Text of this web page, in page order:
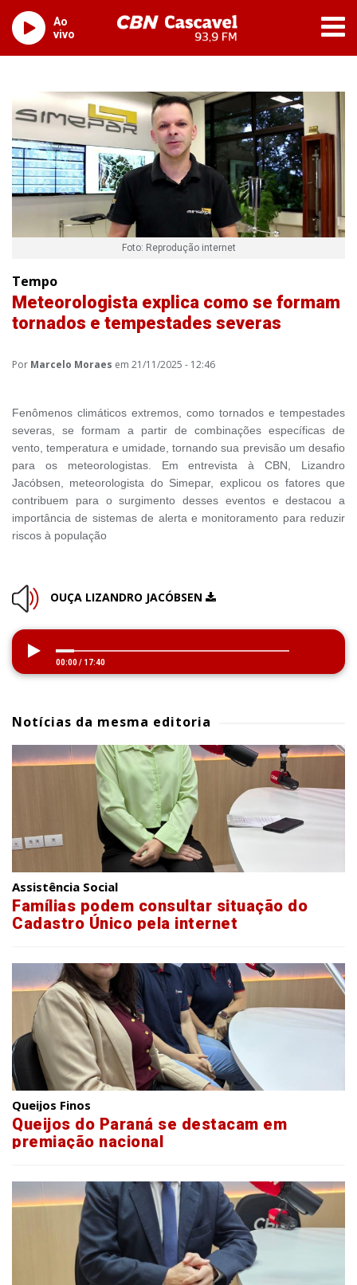
Ao
vivo
Foto: Reprodução internet
Tempo
Meteorologista explica como se formam
tornados e tempestades severas
Por Marcelo Moraes em 21/11/2025 - 12:46
Fenômenos climáticos extremos, como tornados e tempestades
severas, se formam a partir de combinações específicas de
vento, temperatura e umidade, tornando sua previsão um desafio
para os meteorologistas. Em entrevista à CBN, Lizandro
Jacóbsen, meteorologista do Simepar, explicou os fatores que
contribuem para o surgimento desses eventos e destacou a
importância de sistemas de alerta e monitoramento para reduzir
riscos à população
OUÇA LIZANDRO JACÓBSEN
00:00/ 17:40
Notícias da mesma editoria
Assistência Social
Famílias podem consultar situação do
Cadastro Único pela internet
Queijos Finos
Queijos do Paraná se destacam em
premiação nacional